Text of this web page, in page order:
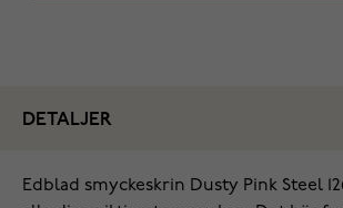
DETALJER
Edblad smyckeskrin Dusty Pink Steel